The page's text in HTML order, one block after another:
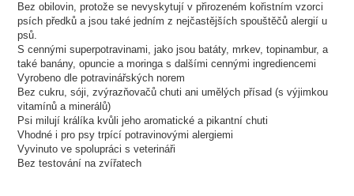
Bez obilovin, protože se nevyskytují v přirozeném kořistním vzorci
psích předků a jsou také jedním z nejčastějších spouštěčů alergií u
psů.
S cennými superpotravinami, jako jsou batáty, mrkev, topinambur, a
také banány, opuncie a moringa s dalšími cennými ingrediencemi
Vyrobeno dle potravinářských norem
Bez cukru, sóji, zvýrazňovačů chuti ani umělých přísad (s výjimkou
vitamínů a minerálů)
Psi milují králíka kvůli jeho aromatické a pikantní chuti
Vhodné i pro psy trpící potravinovými alergiemi
Vyvinuto ve spolupráci s veterináři
Bez testování na zvířatech